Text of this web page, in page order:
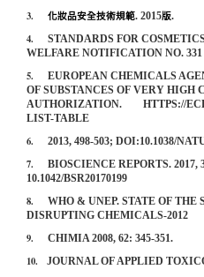
3. 化妝品安全技術規範. 2015版.
4.
STANDARDS FOR
WELFARE NOTIFICATION NO. 331
5.
EUROPEAN CHEMICALS
OF SUBSTANCES OF VERY HIGH
AUTHORIZATION. HTTPS://
LIST-TABLE
6. 2013, 498-503; DOI:10.1038/
7.
BIOSCIENCE REPORTS. 2017,
10.1042/BSR20170199
8.
WHO & UNEP. STATE OF THE
DISRUPTING CHEMICALS-2012
9. CHIMIA 2008, 62: 345-351.
10. JOURNAL OF APPLIED